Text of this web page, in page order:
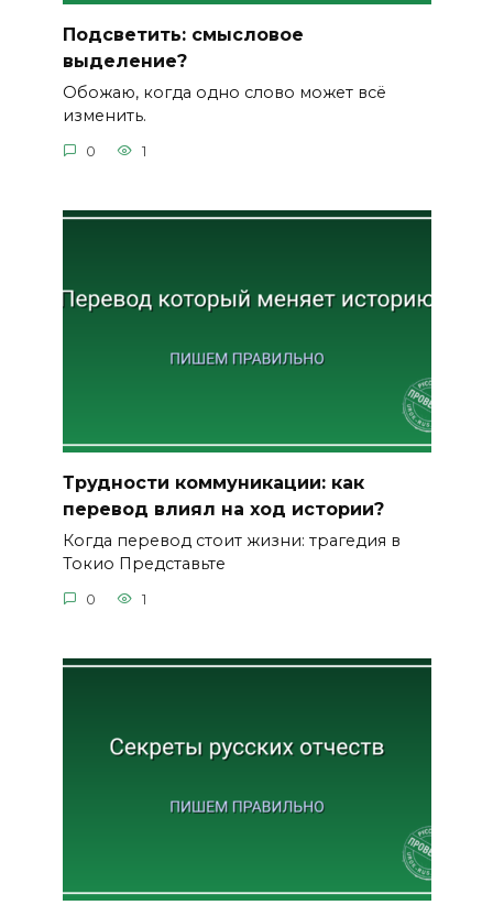
Подсветить: смысловое
выделение?
Обожаю, когда одно слово может всё
изменить.
0 1
Трудности коммуникации: как
перевод влиял на ход истории?
Когда перевод стоит жизни: трагедия в
Токио Представьте
0 1